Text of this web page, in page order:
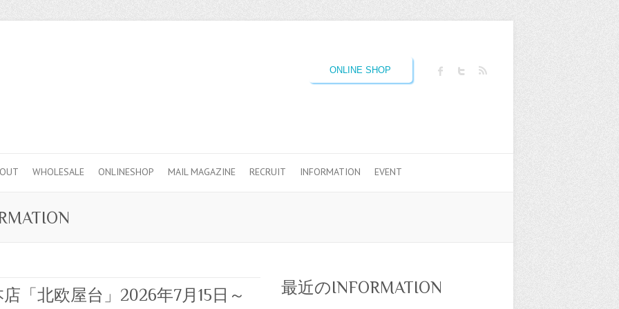
ONLINE SHOP
WHOLESALE ONLINESHOP MAIL MAGAZINE RECRUIT INFORMATION EVENT
北欧屋台」2026年7月15日～ 最近のINFORMATION